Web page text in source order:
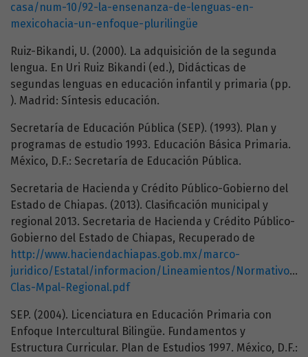
casa/num-10/92-la-ensenanza-de-lenguas-en-
mexicohacia-un-enfoque-plurilingüe
Ruiz-Bikandi, U. (2000). La adquisición de la segunda
lengua. En Uri Ruiz Bikandi (ed.), Didácticas de
segundas lenguas en educación infantil y primaria (pp.
). Madrid: Síntesis educación.
Secretaría de Educación Pública (SEP). (1993). Plan y
programas de estudio 1993. Educación Básica Primaria.
México, D.F.: Secretaría de Educación Pública.
Secretaria de Hacienda y Crédito Público-Gobierno del
Estado de Chiapas. (2013). Clasificación municipal y
regional 2013. Secretaria de Hacienda y Crédito Público-
Gobierno del Estado de Chiapas, Recuperado de
http://www.haciendachiapas.gob.mx/marco-
juridico/Estatal/informacion/Lineamientos/Normativos/
Clas-Mpal-Regional.pdf
SEP. (2004). Licenciatura en Educación Primaria con
Enfoque Intercultural Bilingüe. Fundamentos y
Estructura Curricular. Plan de Estudios 1997. México, D.F.: